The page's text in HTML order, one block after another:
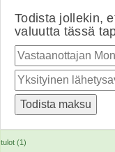
Todista jollekin,
valuutta tässä
tulot (1)